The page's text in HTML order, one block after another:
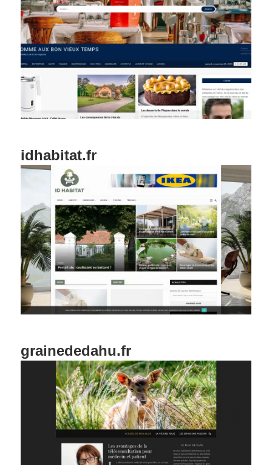
idhabitat.fr
grainededahu.fr